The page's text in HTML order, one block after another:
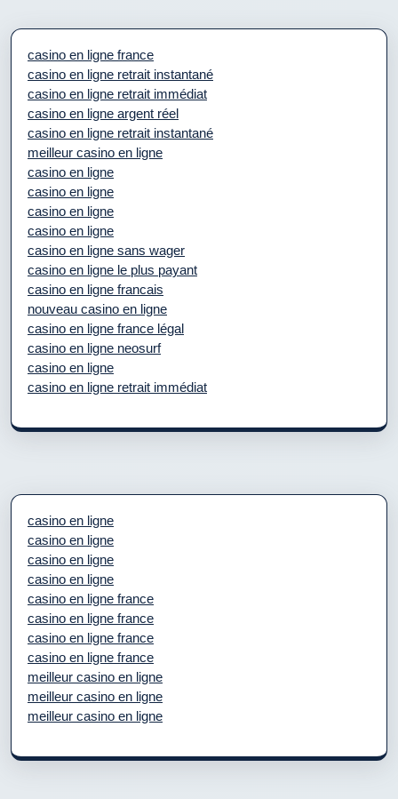
casino en ligne france
casino en ligne retrait instantané
casino en ligne retrait immédiat
casino en ligne argent réel
casino en ligne retrait instantané
meilleur casino en ligne
casino en ligne
casino en ligne
casino en ligne
casino en ligne
casino en ligne sans wager
casino en ligne le plus payant
casino en ligne francais
nouveau casino en ligne
casino en ligne france légal
casino en ligne neosurf
casino en ligne
casino en ligne retrait immédiat
casino en ligne
casino en ligne
casino en ligne
casino en ligne
casino en ligne france
casino en ligne france
casino en ligne france
casino en ligne france
meilleur casino en ligne
meilleur casino en ligne
meilleur casino en ligne